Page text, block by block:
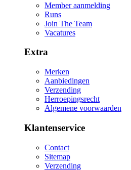
Member aanmelding
Runs
Join The Team
Vacatures
Extra
Merken
Aanbiedingen
Verzending
Herroepingsrecht
Algemene voorwaarden
Klantenservice
Contact
Sitemap
Verzending